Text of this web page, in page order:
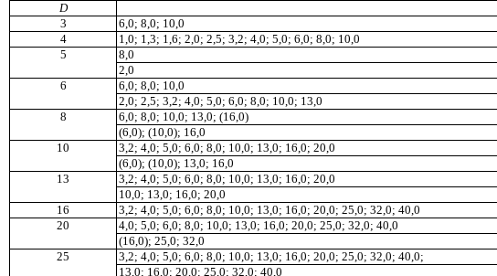
D
3
6,0; 8,0; 10,0
4
1,0; 1,3; 1,6; 2,0; 2,5; 3,2; 4,0; 5,0; 6,0; 8,0; 10,0
5
8,0
2,0
6
6,0; 8,0; 10,0
2,0; 2,5; 3,2; 4,0; 5,0; 6,0; 8,0; 10,0; 13,0
8
6,0; 8,0; 10,0; 13,0; (16,0)
(6,0); (10,0); 16,0
10
3,2; 4,0; 5,0; 6,0; 8,0; 10,0; 13,0; 16,0; 20,0
(6,0); (10,0); 13,0; 16,0
13
3,2; 4,0; 5,0; 6,0; 8,0; 10,0; 13,0; 16,0; 20,0
10,0; 13,0; 16,0; 20,0
16 3,2; 4,0; 5,0; 6,0; 8,0; 10,0; 13,0; 16,0; 20,0; 25,0; 32,0; 40,0
20
4,0; 5,0; 6,0; 8,0; 10,0; 13,0; 16,0; 20,0; 25,0; 32,0; 40,0
(16,0); 25,0; 32,0
25
3,2; 4,0; 5,0; 6,0; 8,0; 10,0; 13,0; 16,0; 20,0; 25,0; 32,0; 40,0;
13,0; 16,0; 20,0; 25,0; 32,0; 40,0